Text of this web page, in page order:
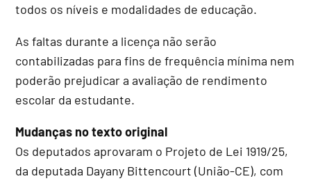
todos os níveis e modalidades de educação.
As faltas durante a licença não serão
contabilizadas para fins de frequência mínima nem
poderão prejudicar a avaliação de rendimento
escolar da estudante.
Mudanças no texto original
Os deputados aprovaram o Projeto de Lei 1919/25,
da deputada Dayany Bittencourt (União-CE), com